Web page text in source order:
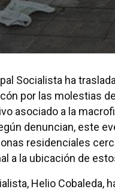
Socialista ha
por las molestias
asociado a la
denuncian, este
residenciales
a la ubicación de
Helio Cobaleda,